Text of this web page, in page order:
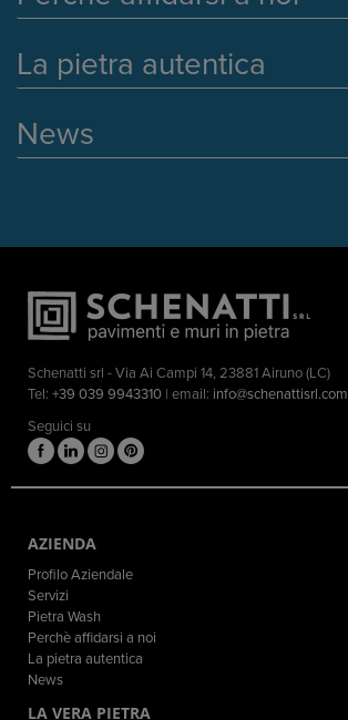
La pietra autentica
News
Schenatti srl - Via Ai Campi 14, 23881 Airuno (LC)
Tel: +39 039 9943310 | email: info@schenattisrl.com
Seguici su
AZIENDA
Profilo Aziendale
Servizi
Pietra Wash
Perchè affidarsi a noi
La pietra autentica
News
LA VERA PIETRA